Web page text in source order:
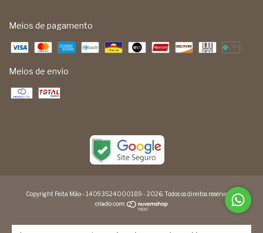
Meios de pagamento
Meios de envio
Copyright Feita Mão - 14093524000189 - 2026. Todos os direitos reservados.